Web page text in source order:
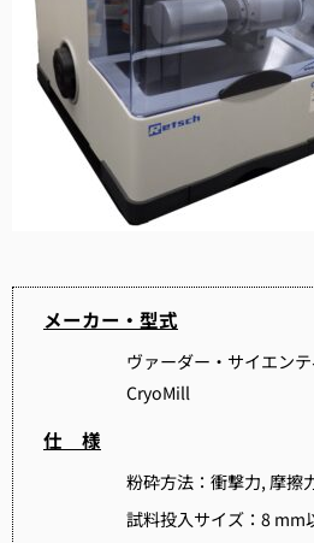
メーカー・型式
ヴァーダー・サイエン
CryoMill
仕 様
粉砕方法：衝撃力, 摩擦
試料投入サイズ： 8 mm